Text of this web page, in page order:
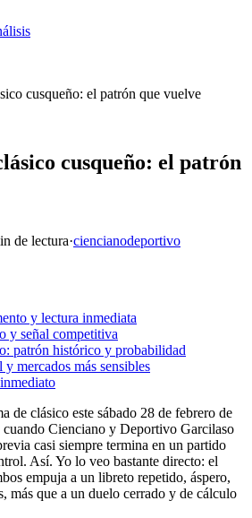
cusqueño: el patrón que vuelve
cusqueño: el patrón
de lectura·ciencianodeportivo
y lectura inmediata
y señal competitiva
patrón histórico y probabilidad
mercados más sensibles
de clásico este sábado 28 de febrero de
Cienciano y Deportivo Garcilaso
casi siempre termina en un partido
Así. Yo lo veo bastante directo: el
empuja a un libreto repetido, áspero,
más que a un duelo cerrado y de cálculo